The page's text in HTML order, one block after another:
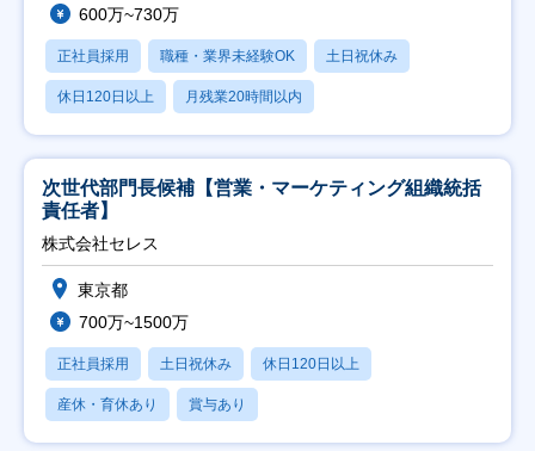
600万~730万
正社員採用 職種・業界未経験OK 土日祝休み
休日120日以上 月残業20時間以内
次世代部門長候補【営業・マーケティング組織統括
責任者】
株式会社セレス
東京都
700万~1500万
正社員採用 土日祝休み 休日120日以上
産休・育休あり 賞与あり